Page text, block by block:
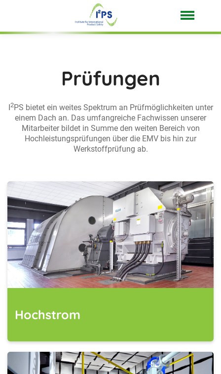
Prüfungen
2PS bietet ein weites Spektrum an Prüfmöglichkeiten unter
einem Dach an. Das umfangreiche Fachwissen unserer
Mitarbeiter bildet in Summe den weiten Bereich von
Hochleistungsprüfungen über die EMV bis hin zur
Werkstoffprüfung ab.
Hochstrom